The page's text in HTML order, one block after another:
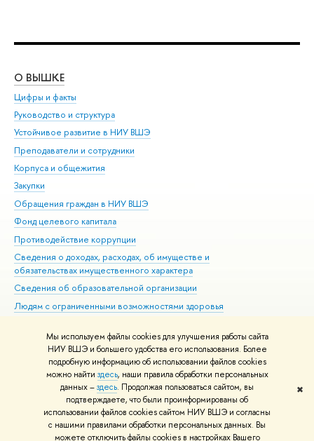
Мы используем файлы cookies для улучшения работы сайта
НИУ ВШЭ и большего удобства его использования. Более
подробную информацию об использовании файлов cookies
можно найти здесь, наши правила обработки персональных
данных –здесь. Продолжая пользоваться сайтом, вы
подтверждаете, что были проинформированы об
использовании файлов cookies сайтом НИУ ВШЭ и согласны
с нашими правилами обработки персональных данных. Вы
можете отключить файлы cookies в настройках Вашего
✖
О ВЫШКЕ
Цифры и факты
Руководство и структура
Устойчивое развитие в НИУ ВШЭ
Преподаватели и сотрудники
Корпуса и общежития
Закупки
Обращения граждан в НИУ ВШЭ
Фонд целевого капитала
Противодействие коррупции
Сведения о доходах, расходах, об имуществе и
обязательствах имущественного характера
Сведения об образовательной организации
Людям с ограниченными возможностями здоровья
Работа в Вышке
© НИУ ВШЭ 1993–2026 Адреса и контакты Условия использования
материалов Политика конфиденциальности Карта сайта